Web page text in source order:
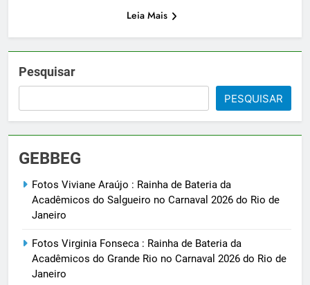
Leia Mais
Pesquisar
PESQUISAR
GEBBEG
Fotos Viviane Araújo : Rainha de Bateria da
Acadêmicos do Salgueiro no Carnaval 2026 do Rio de
Janeiro
Fotos Virginia Fonseca : Rainha de Bateria da
Acadêmicos do Grande Rio no Carnaval 2026 do Rio de
Janeiro